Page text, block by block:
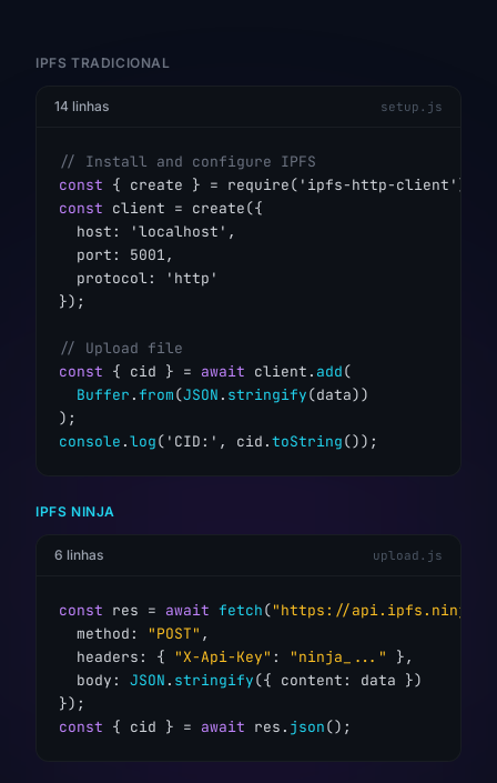
IPFS TRADICIONAL
14 linhas setup.js
// Install and configure IPFS
const
const client = create({
  host: 'localhost',
  port: 5001,
  protocol: 'http'
});
// Upload file
const { cid } = await client. add(
Buffer .from(JSON . stringify(data))
console .log('CID:', cid.toString());
IPFS NINJA
6 linhas upload.js
const res = await fetch("https://api.ipfs.ninja/
  method:
"POST" ,
  headers: {
"X-Api-Key" : "ninja_..."
},
  body:
JSON . stringify({ content: data })
const { cid } = await res. json();